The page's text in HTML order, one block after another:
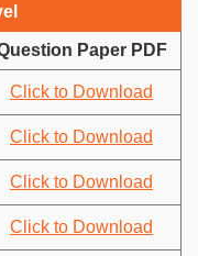
Paper PDF
Click to Download
Click to Download
Click to Download
Click to Download